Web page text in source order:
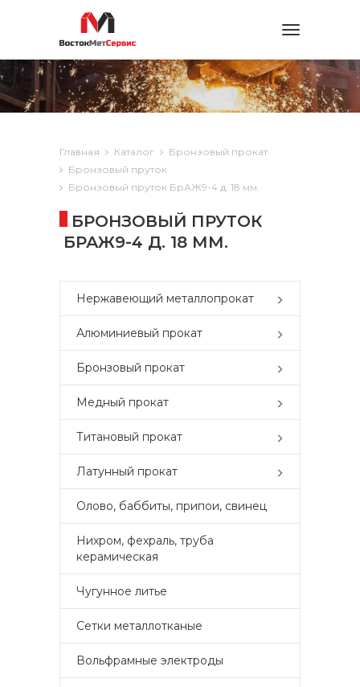
Toggle
Главная Каталог
Бронзовый прокат
Бронзовый пруток
Бронзовый пруток БрАЖ9-4 д. 18 мм.
БРОНЗОВЫЙ ПРУТОК
БРАЖ9-4 Д. 18 ММ.
Нержавеющий металлопрокат
Алюминиевый прокат
Бронзовый прокат
Медный прокат
Титановый прокат
Латунный прокат
Олово, баббиты, припои, свинец
Нихром, фехраль, труба
керамическая
Чугунное литье
Сетки металлотканые
Вольфрамные электроды